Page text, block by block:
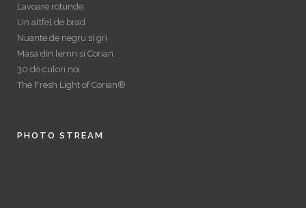
Lavoare rotunde
Un altfel de brad
Nuante de negru si gri
Masa din lemn si Corian
30 de culori noi
The Fresh Light of Corian®
PHOTO STREAM